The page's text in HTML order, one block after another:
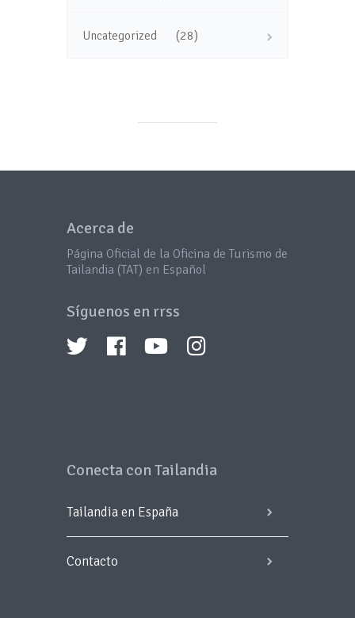
Uncategorized (28)
Acerca de
Página Oficial de la Oficina de Turismo de
Tailandia (TAT) en Español
Síguenos en rrss
Conecta con Tailandia
Tailandia en España
Contacto